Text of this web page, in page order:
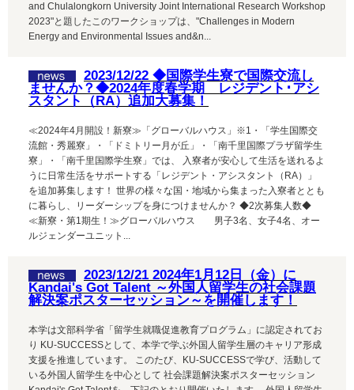
and Chulalongkorn University Joint International Research Workshop
2023"と題したこのワークショップは、"Challenges in Modern
Energy and Environmental Issues and&n...
2023/12/22 ◆国際学生寮で国際交流し
ませんか？◆2024年度春学期 レジデント･アシ
スタント（RA）追加大募集！
≪2024年4月開設！新寮≫「グローバルハウス」※1・「学生国際交
流館・秀麗寮」・「ドミトリー月が丘」・「南千里国際プラザ留学生
寮」・「南千里国際学生寮」では、 入寮者が安心して生活を送れるよ
うに日常生活をサポートする「レジデント・アシスタント（RA）」
を追加募集します！ 世界の様々な国・地域から集まった入寮者ととも
に暮らし、リーダーシップを身につけませんか？ ◆2次募集人数◆
≪新寮・第1期生！≫グローバルハウス 男子3名、女子4名、オー
ルジェンダーユニット...
2023/12/21 2024年1月12日（金）に
Kandai's Got Talent ～外国人留学生の社会課題
解決案ポスターセッション～を開催します！
本学は文部科学省「留学生就職促進教育プログラム」に認定されてお
り KU-SUCCESSとして、本学で学ぶ外国人留学生層のキャリア形成
支援を推進しています。 このたび、KU-SUCCESSで学び、活動して
いる外国人留学生を中心として 社会課題解決案ポスターセッション